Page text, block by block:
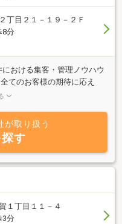
丁目２１－１９－２Ｆ
8分
おける集客・管理ノウハウ
てのお客様の期待に応え
ョンは、ARES Propertyへお
が取り扱う
す
１丁目１１－４
3分